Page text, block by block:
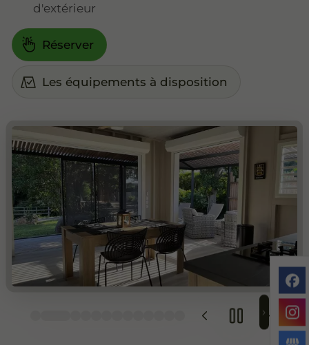
d'extérieur
Réserver
Les équipements à disposition